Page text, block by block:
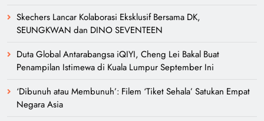
Skechers Lancar Kolaborasi Eksklusif Bersama DK,
SEUNGKWAN dan DINO SEVENTEEN
Duta Global Antarabangsa iQIYI, Cheng Lei Bakal Buat
Penampilan Istimewa di Kuala Lumpur September Ini
‘Dibunuh atau Membunuh’: Filem ‘Tiket Sehala’ Satukan Empat
Negara Asia